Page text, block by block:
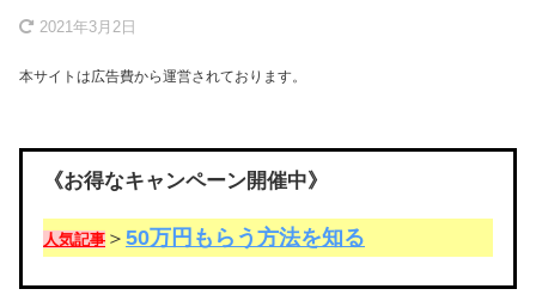
2021年3月2日
本サイトは広告費から運営されております。
《お得なキャンペーン開催中》
人気記事 ＞ 50万円もらう方法を知る